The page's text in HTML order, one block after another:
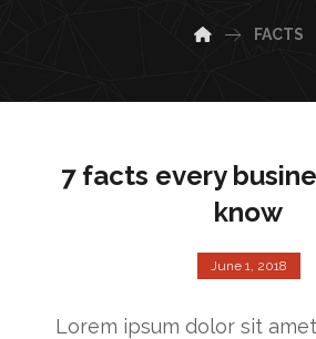
FACTS
7 facts every
know
June 1, 2018
Lorem ipsum dolor sit